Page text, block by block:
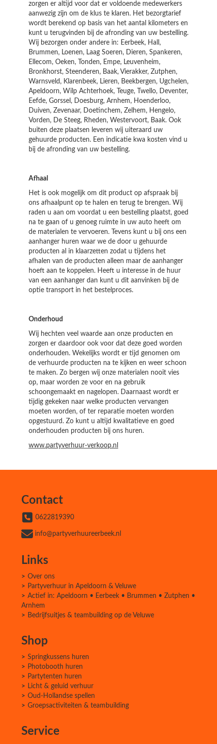
zorgen er altijd voor dat er voldoende medewerkers
aanwezig zijn om de klus te klaren. Het bezorgtarief
wordt berekend op basis van het aantal kilometers en
kunt u terugvinden bij de afronding van uw bestelling.
Wij bezorgen onder andere in: Eerbeek, Hall,
Brummen, Loenen, Laag Soeren, Dieren, Spankeren,
Ellecom, Oeken, Tonden, Empe, Leuvenheim,
Bronkhorst, Steenderen, Baak, Vierakker, Zutphen,
Warnsveld, Klarenbeek, Lieren, Beekbergen, Ugchelen,
Apeldoorn, Wilp Achterhoek, Teuge, Twello, Deventer,
Eefde, Gorssel, Doesburg, Arnhem, Hoenderloo,
Duiven, Zevenaar, Doetinchem, Zelhem, Hengelo,
Vorden, De Steeg, Rheden, Westervoort, Baak. Ook
buiten deze plaatsen leveren wij uiteraard uw
gehuurde producten. Een indicatie kwa kosten vind u
bij de afronding van uw bestelling.
Afhaal
Het is ook mogelijk om dit product op afspraak bij
ons afhaalpunt op te halen en terug te brengen. Wij
raden u aan om voordat u een bestelling plaatst, goed
na te gaan of u genoeg ruimte in uw auto heeft om
de materialen te vervoeren. Tevens kunt u bij ons een
aanhanger huren waar we de door u gehuurde
producten al in klaarzetten zodat u tijdens het
afhalen van de producten alleen maar de aanhanger
hoeft aan te koppelen. Heeft u interesse in de huur
van een aanhanger dan kunt u dit aanvinken bij de
optie transport in het bestelproces.
Onderhoud
Wij hechten veel waarde aan onze producten en
zorgen er daardoor ook voor dat deze goed worden
onderhouden. Wekelijks wordt er tijd genomen om
de verhuurde producten na te kijken en weer schoon
te maken. Zo bergen wij onze materialen nooit vies
op, maar worden ze voor en na gebruik
schoongemaakt en nagelopen. Daarnaast wordt er
tijdig gekeken naar welke producten vervangen
moeten worden, of ter reparatie moeten worden
opgestuurd. Zo kunt u altijd kwalitatieve en goed
onderhouden producten bij ons huren.
www.partyverhuur-verkoop.nl
Contact
0622819390
info@partyverhuureerbeek.nl
Links
Over ons
Partyverhuur in Apeldoorn & Veluwe
Actief in: Apeldoorn • Eerbeek • Brummen • Zutphen •
Arnhem
Bedrijfsuitjes & teambuilding op de Veluwe
Shop
Springkussens huren
Photobooth huren
Partytenten huren
Licht & geluid verhuur
Oud-Hollandse spellen
Groepsactiviteiten & teambuilding
Service